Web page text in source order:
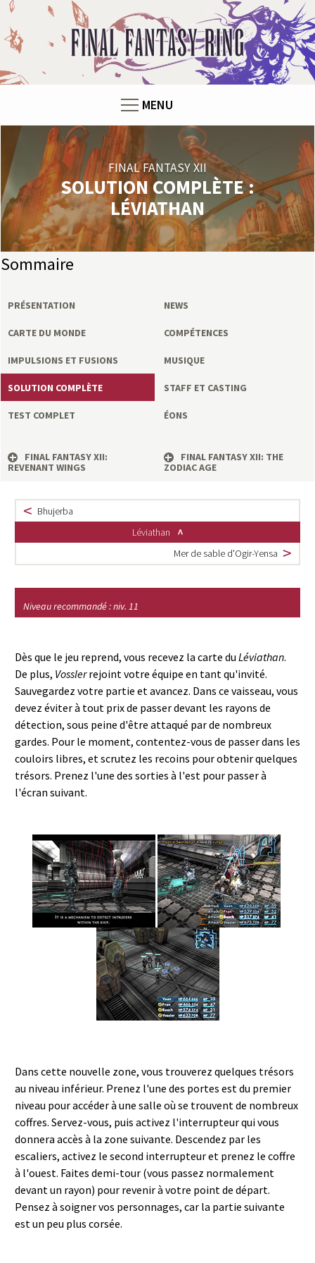
F
n
F
a
n
s
y
R
MENU
FINAL FANTASY XII
SOLUTION COMPLÈTE :
LÉVIATHAN
Bhujerba
Léviathan
Mer de sable d'Ogir-Yensa
Niveau recommandé : niv. 11
Dès que le jeu reprend, vous recevez la carte du Léviathan.
De plus, Vosslerrejoint votre équipe en tant qu'invité.
Sauvegardez votre partie et avancez. Dans ce vaisseau, vous
devez éviter à tout prix de passer devant les rayons de
détection, sous peine d'être attaqué par de nombreux
gardes. Pour le moment, contentez-vous de passer dans les
couloirs libres, et scrutez les recoins pour obtenir quelques
trésors. Prenez l'une des sorties à l'est pour passer à
l'écran suivant.
Dans cette nouvelle zone, vous trouverez quelques trésors
au niveau inférieur. Prenez l'une des portes est du premier
niveau pour accéder à une salle où se trouvent de nombreux
coffres. Servez-vous, puis activez l'interrupteur qui vous
donnera accès à la zone suivante. Descendez par les
escaliers, activez le second interrupteur et prenez le coffre
à l'ouest. Faites demi-tour (vous passez normalement
devant un rayon) pour revenir à votre point de départ.
Pensez à soigner vos personnages, car la partie suivante
est un peu plus corsée.
Sommaire
PRÉSENTATION NEWS
CARTE DU MONDE COMPÉTENCES
IMPULSIONS ET FUSIONS MUSIQUE
SOLUTION COMPLÈTE STAFF ET CASTING
TEST COMPLET ÉONS
FINAL FANTASY XII:
REVENANT WINGS
FINAL FANTASY XII: THE
ZODIAC AGE